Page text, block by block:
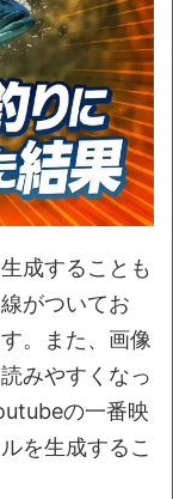
成することも
がついてお
。また、画像
みやすくなっ
の一番映
を生成するこ